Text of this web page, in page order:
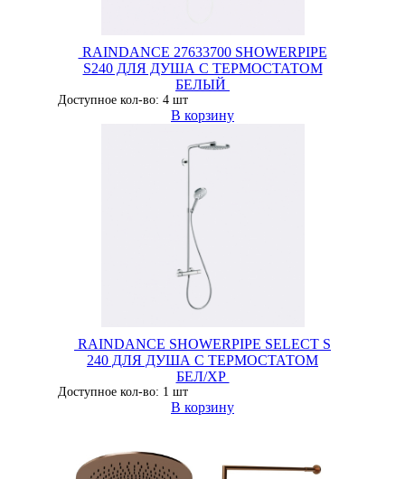
RAINDANCE 27633700 SHOWERPIPE
S240 ДЛЯ ДУША С ТЕРМОСТАТОМ
БЕЛЫЙ
Доступное кол-во: 4 шт
В корзину
RAINDANCE SHOWERPIPE SELECT S
240 ДЛЯ ДУША С ТЕРМОСТАТОМ
БЕЛ/ХР
Доступное кол-во: 1 шт
В корзину